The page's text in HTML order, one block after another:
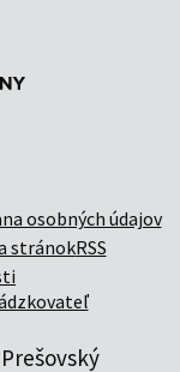
osobných údajov
stránokRSS